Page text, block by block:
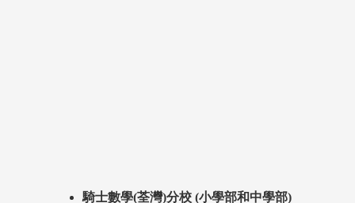
騎士數學(荃灣)分校 (小學部和中學部)